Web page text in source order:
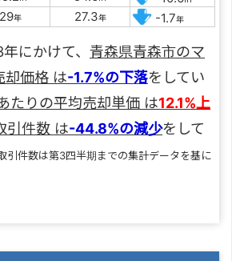
29年 27.3年 -1.7年
にかけて、 青森県青森市のマ
却価格 は-1.7%の下落をしてい
たりの平均売却単価 は12.1%上
引件数 は-44.8%の減少をして
引件数は第3四半期までの集計データを基に